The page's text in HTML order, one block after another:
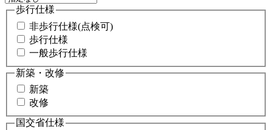
歩行仕様
非歩行仕様(点検可)
歩行仕様
一般歩行仕様
新築・改修
新築
改修
国交省仕様